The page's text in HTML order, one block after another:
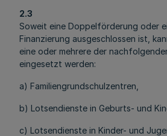
2.3
Soweit eine Doppelförderung oder
Finanzierung ausgeschlossen ist,
eine oder mehrere der
eingesetzt werden:
a) Familiengrundschulzentren,
b) Lotsendienste in Geburts- und
c) Lotsendienste in Kinder- und